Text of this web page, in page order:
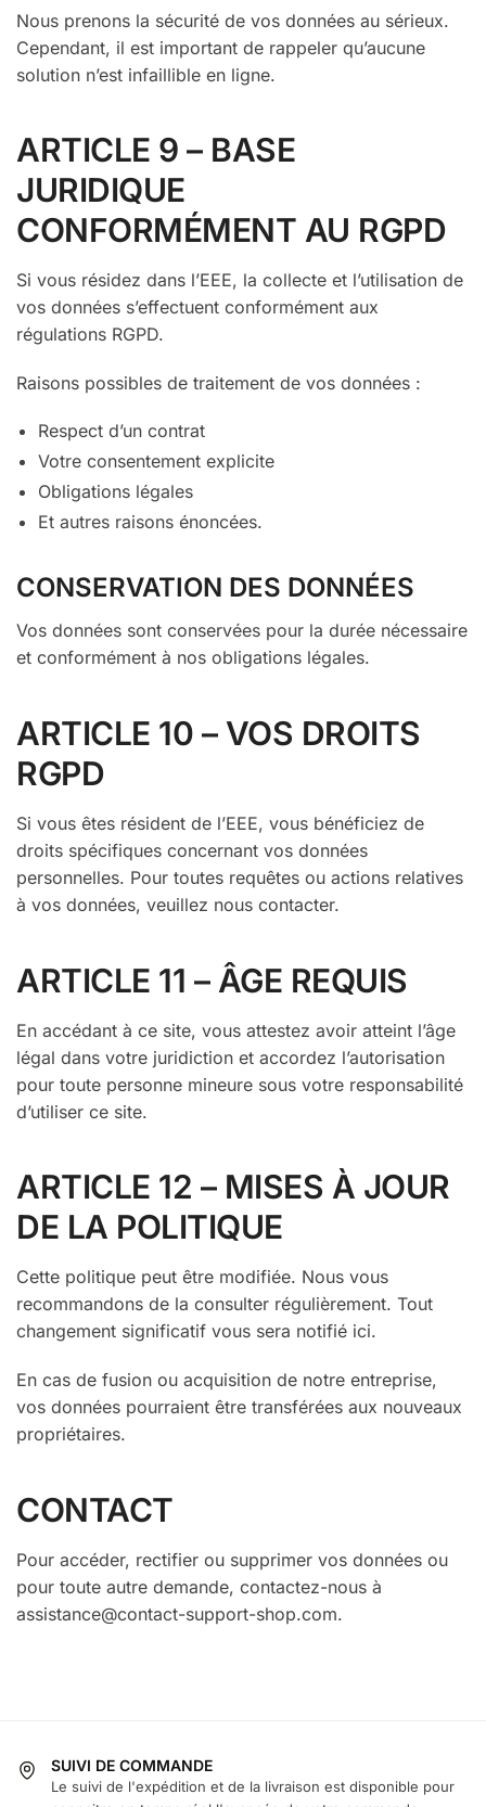
Nous prenons la sécurité de vos données au sérieux.
Cependant, il est important de rappeler qu’aucune
solution n’est infaillible en ligne.
ARTICLE 9 – BASE
JURIDIQUE
CONFORMÉMENT AU RGPD
Si vous résidez dans l’EEE, la collecte et l’utilisation de
vos données s’effectuent conformément aux
régulations RGPD.
Raisons possibles de traitement de vos données :
Respect d’un contrat
Votre consentement explicite
Obligations légales
Et autres raisons énoncées.
CONSERVATION DES DONNÉES
Vos données sont conservées pour la durée nécessaire
et conformément à nos obligations légales.
ARTICLE 10 – VOS DROITS
RGPD
Si vous êtes résident de l’EEE, vous bénéficiez de
droits spécifiques concernant vos données
personnelles. Pour toutes requêtes ou actions relatives
à vos données, veuillez nous contacter.
ARTICLE 11 – ÂGE REQUIS
En accédant à ce site, vous attestez avoir atteint l’âge
légal dans votre juridiction et accordez l’autorisation
pour toute personne mineure sous votre responsabilité
d’utiliser ce site.
ARTICLE 12 – MISES À JOUR
DE LA POLITIQUE
Cette politique peut être modifiée. Nous vous
recommandons de la consulter régulièrement. Tout
changement significatif vous sera notifié ici.
En cas de fusion ou acquisition de notre entreprise,
vos données pourraient être transférées aux nouveaux
propriétaires.
CONTACT
Pour accéder, rectifier ou supprimer vos données ou
pour toute autre demande, contactez-nous à
assistance@contact-support-shop.com.
SUIVI DE COMMANDE
Le suivi de l'expédition et de la livraison est disponible pour